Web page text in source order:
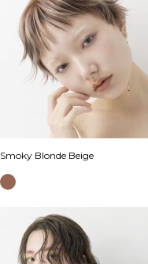
Smoky Blonde Beige